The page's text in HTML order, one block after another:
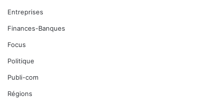
Entreprises
Finances-Banques
Focus
Politique
Publi-com
Régions